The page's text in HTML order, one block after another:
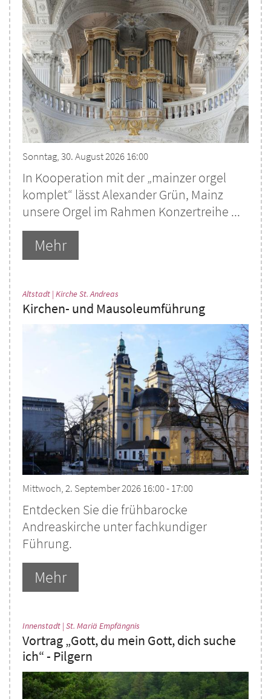
Sonntag, 30. August 2026 16:00
In Kooperation mit der „mainzer orgel
komplet“ lässt Alexander Grün, Mainz
unsere Orgel im Rahmen Konzertreihe ...
Mehr
Altstadt | Kirche St. Andreas
Kirchen- und Mausoleumführung
Mittwoch, 2. September 2026 16:00 - 17:00
Entdecken Sie die frühbarocke
Andreaskirche unter fachkundiger
Führung.
Mehr
Innenstadt | St. Mariä Empfängnis
Vortrag „Gott, du mein Gott, dich suche
ich“ - Pilgern